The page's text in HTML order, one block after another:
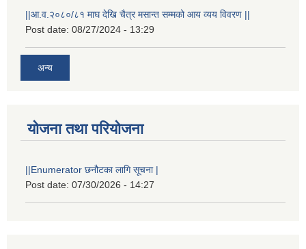
||आ.व.२०८०/८१ माघ देखि चैत्र मसान्त सम्मको आय व्यय विवरण ||
Post date: 08/27/2024 - 13:29
अन्य
योजना तथा परियोजना
||Enumerator छनौटका लागि सूचना |
Post date: 07/30/2026 - 14:27